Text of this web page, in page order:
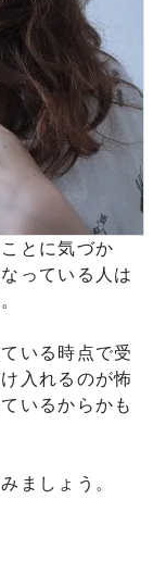
とに気づか
っている人は
いる時点で受
入れるのが怖
いるからかも
ましょう。